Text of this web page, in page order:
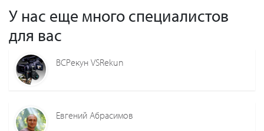
У нас еще много специалистов
для вас
ВСРекун VSRekun
Евгений Абрасимов